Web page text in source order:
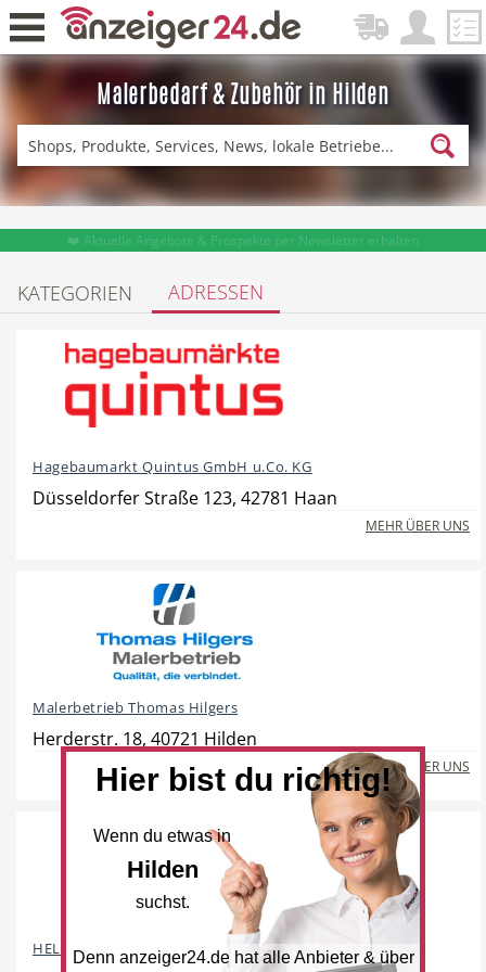
Malerbedarf & Zubehör in Hilden
Zurück
Fitness & Sport Lieferservice
Einkaufen DE-News
News Restaurant
Auto Handwerk
Gesundheit
❤️ Aktuelle Angebote & Prospekte per Newsletter erhalten
KATEGORIEN ADRESSEN
Hagebaumarkt Quintus GmbH u.Co. KG
Düsseldorfer Straße 123, 42781 Haan
MEHR ÜBER UNS
Malerbetrieb Thomas Hilgers
Herderstr. 18, 40721 Hilden
MEHR ÜBER UNS
HELLWEG Die Profi-Baumärkte
Hier bist du richtig!
Wenn du etwas in
Hilden
suchst.
Denn anzeiger24.de hat alle Anbieter & über